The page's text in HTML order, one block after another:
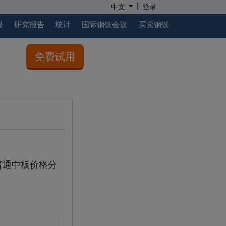
中文 | 登录
研究报告 统计 国际钢铁会议 买卖钢铁
免费试用
中板价格分